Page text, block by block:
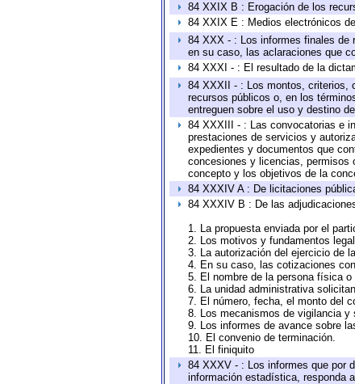
84 XXIX B : Erogación de los
84 XXIX E : Medios electrónicos
84 XXX - : Los informes finales de
en su caso, las aclaraciones que
84 XXXI - : El resultado de la
84 XXXII - : Los montos, criterios,
recursos públicos o, en los
entreguen sobre el uso y destino
84 XXXIII - : Las convocatorias e
prestaciones de servicios y
expedientes y documentos que
concesiones y licencias, permisos
concepto y los objetivos de la
84 XXXIV A : De licitaciones
84 XXXIV B : De las
1. La propuesta enviada por el
2. Los motivos y fundamentos
3. La autorización del ejercicio de
4. En su caso, las cotizaciones
5. El nombre de la persona física o
6. La unidad administrativa
7. El número, fecha, el monto del
8. Los mecanismos de vigilancia y
9. Los informes de avance sobre
10. El convenio de terminación.
11. El finiquito
84 XXXV - : Los informes que por
información estadística, responda